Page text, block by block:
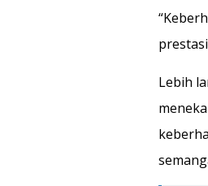
Lebih